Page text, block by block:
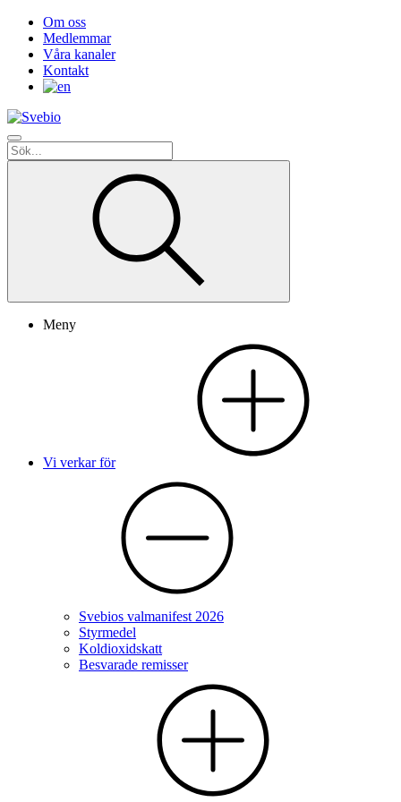
Om oss
Medlemmar
Våra kanaler
Kontakt
Meny
Vi verkar för
Svebios valmanifest 2026
Styrmedel
Koldioxidskatt
Besvarade remisser